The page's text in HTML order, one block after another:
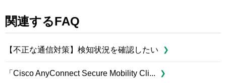
関連するFAQ
【不正な通信対策】検知状況を確認したい
「Cisco AnyConnect Secure Mobility Cli...